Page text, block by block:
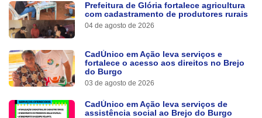
Prefeitura de Glória fortalece agricultura
com cadastramento de produtores rurais
04 de agosto de 2026
CadÚnico em Ação leva serviços e
fortalece o acesso aos direitos no Brejo
do Burgo
03 de agosto de 2026
CadÚnico em Ação leva serviços de
assistência social ao Brejo do Burgo